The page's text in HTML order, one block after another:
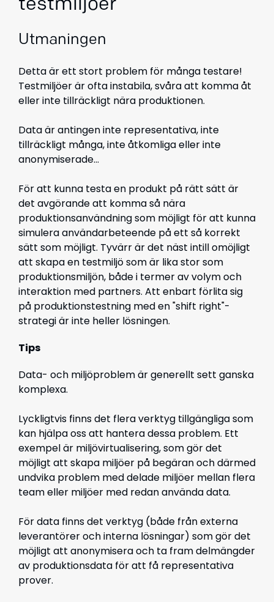
testmiljöer
Utmaningen
Detta är ett stort problem för många testare!
Testmiljöer är ofta instabila, svåra att komma åt
eller inte tillräckligt nära produktionen.
Data är antingen inte representativa, inte
tillräckligt många, inte åtkomliga eller inte
anonymiserade...
För att kunna testa en produkt på rätt sätt är
det avgörande att komma så nära
produktionsanvändning som möjligt för att kunna
simulera användarbeteende på ett så korrekt
sätt som möjligt. Tyvärr är det näst intill omöjligt
att skapa en testmiljö som är lika stor som
produktionsmiljön, både i termer av volym och
interaktion med partners. Att enbart förlita sig
på produktionstestning med en "shift right"-
strategi är inte heller lösningen.
Tips
Data- och miljöproblem är generellt sett ganska
komplexa.
Lyckligtvis finns det flera verktyg tillgängliga som
kan hjälpa oss att hantera dessa problem. Ett
exempel är miljövirtualisering, som gör det
möjligt att skapa miljöer på begäran och därmed
undvika problem med delade miljöer mellan flera
team eller miljöer med redan använda data.
För data finns det verktyg (både från externa
leverantörer och interna lösningar) som gör det
möjligt att anonymisera och ta fram delmängder
av produktionsdata för att få representativa
prover.